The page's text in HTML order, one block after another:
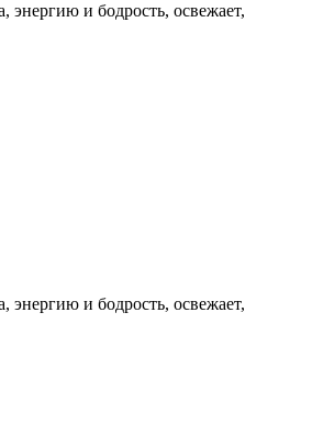
энергию и бодрость, освежает,
энергию и бодрость, освежает,